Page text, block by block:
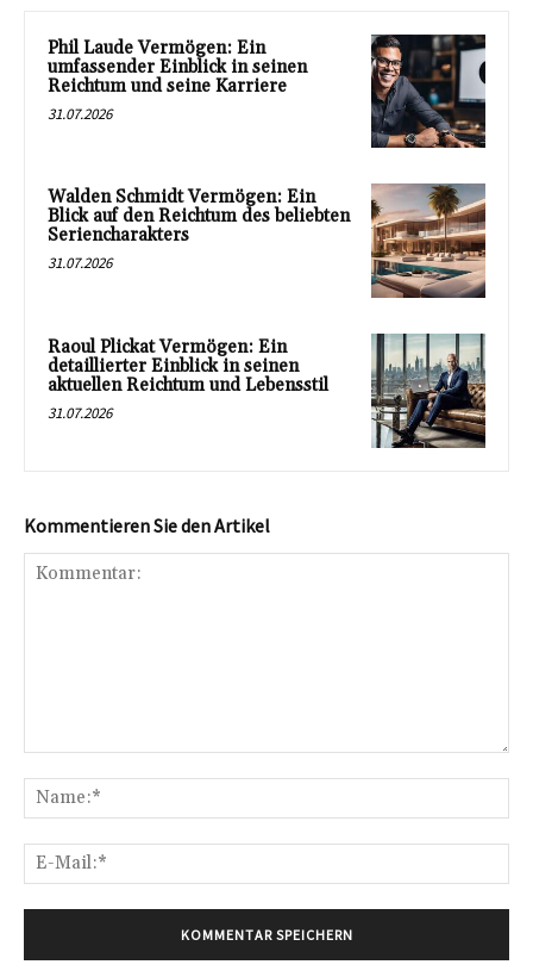
Phil Laude Vermögen: Ein
umfassender Einblick in seinen
Reichtum und seine Karriere
31.07.2026
Walden Schmidt Vermögen: Ein
Blick auf den Reichtum des beliebten
Seriencharakters
31.07.2026
Raoul Plickat Vermögen: Ein
detaillierter Einblick in seinen
aktuellen Reichtum und Lebensstil
31.07.2026
Kommentieren Sie den Artikel